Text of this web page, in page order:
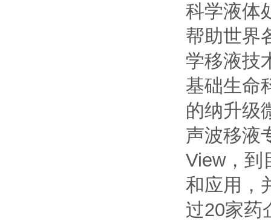
科学液体
帮助世界
学移液技
基础生命
的纳升级
声波移液
View，到
和应用，
过20家药